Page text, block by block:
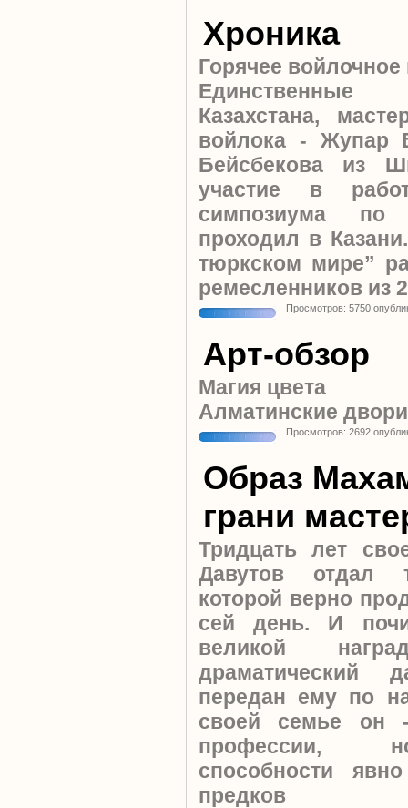
Хроника
Горячее войлочное
Единственные
Казахстана,
войлока - Жупар
Бейсбекова из
участие в
симпозиума по
проходил в
тюркском мире”
ремесленников из
Просмотров: 5750
Арт-обзор
Магия цвета
Алматинские
Просмотров: 2692
Образ
грани
Тридцать лет
Давутов отдал
которой верно
сей день. И
великой
драматический
передан ему по
своей семье он
профессии,
способности
предков